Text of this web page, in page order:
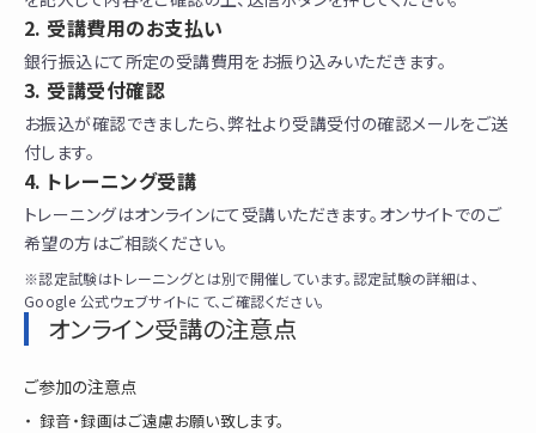
受講費用のお支払い
銀行振込にて所定の受講費用をお振り込みいただきます。
受講受付確認
お振込が確認できましたら、弊社より受講受付の確認メールをご送
付します。
トレーニング受講
トレーニングはオンラインにて受講いただきます。オンサイトでのご
希望の方はご相談ください。
※認定試験はトレーニングとは別で開催しています。認定試験の詳細は、
Google 公式ウェブサイトにて、ご確認ください。
オンライン受講の注意点
ご参加の注意点
録音・録画はご遠慮お願い致します。